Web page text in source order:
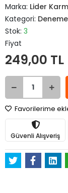
Marka: Lider
Kategori: Deneme
Stok: 3
Fiyat
249,00 TL
Favorilerime
Güvenli Alışveriş